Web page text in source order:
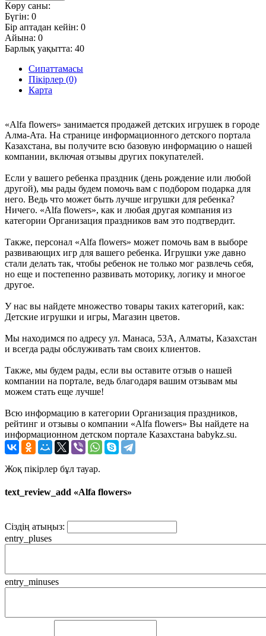
Көру саны:
Бүгін: 0
Бір аптадан кейін: 0
Айына: 0
Барлық уақытта: 40
Сипаттамасы
Пікірлер (0)
Карта
«Alfa flowers» занимается продажей детских игрушек в городе
Алма-Ата. На странице информационного детского портала
Казахстана, вы получите всю базовую информацию о нашей
компании, включая отзывы других покупателей.
Если у вашего ребенка праздник (день рождение или любой
другой), мы рады будем помочь вам с подбором подарка для
него. Ведь что может быть лучше игрушки для ребенка?
Ничего. «Alfa flowers», как и любая другая компания из
категории Организация праздников вам это подтвердит.
Также, персонал «Alfa flowers» может помочь вам в выборе
развивающих игр для вашего ребенка. Игрушки уже давно
стали делать так, чтобы ребенок не только мог развлечь себя,
но еще и постепенно развивать моторику, логику и многое
другое.
У нас вы найдете множество товары таких категорий, как:
Детские игрушки и игры, Магазин цветов.
Мы находимся по адресу ул. Манаса, 53А, Алматы, Казахстан
и всегда рады обслуживать там своих клиентов.
Также, мы будем рады, если вы оставите отзыв о нашей
компании на портале, ведь благодаря вашим отзывам мы
можем стать еще лучше!
Всю информацию в категории Организация праздников,
рейтинг и отзывы о компании «Alfa flowers» Вы найдете на
информационном детском портале Казахстана babykz.su.
Жоқ пікірлер бұл тауар.
text_review_add «Alfa flowers»
Сіздің атыңыз:
entry_pluses
entry_minuses